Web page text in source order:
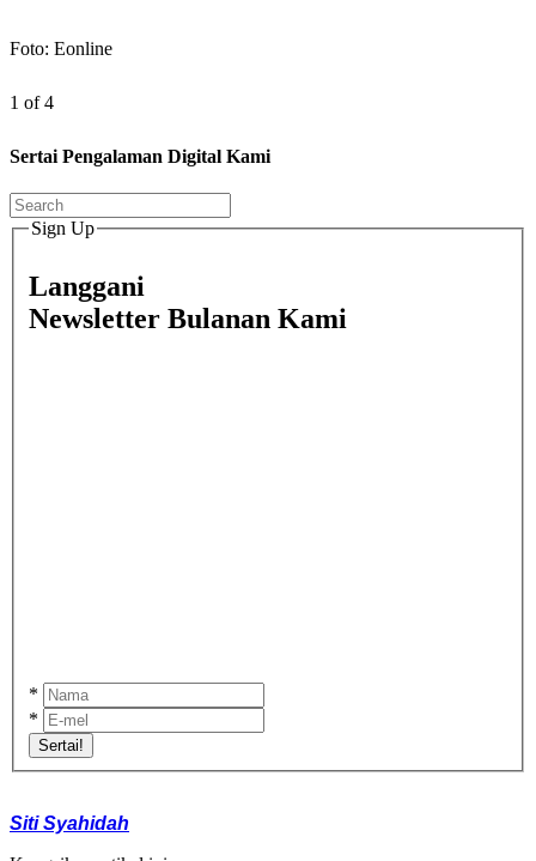
Foto: Eonline
1 of 4
Sertai Pengalaman Digital Kami
Sign Up
Langgani
Newsletter Bulanan Kami
*
*
Sertai!
Siti Syahidah